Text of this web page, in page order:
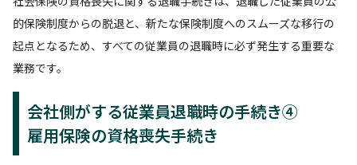
的保険制度からの脱退と、新たな保険制度へのスムーズな移行の
起点となるため、すべての従業員の退職時に必ず発生する重要な
業務です。
会社側がする従業員退職時の手続き④
雇用保険の資格喪失手続き